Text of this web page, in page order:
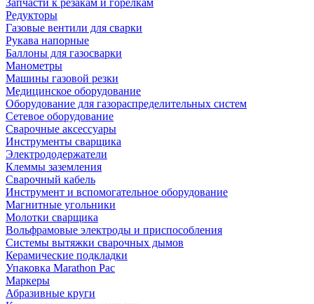
Запчасти к резакам и горелкам
Редукторы
Газовые вентили для сварки
Рукава напорные
Баллоны для газосварки
Манометры
Машины газовой резки
Медицинское оборудование
Оборудование для газораспределительных систем
Сетевое оборудование
Сварочные аксессуары
Инструменты сварщика
Электрододержатели
Клеммы заземления
Сварочный кабель
Инструмент и вспомогательное оборудование
Магнитные угольники
Молотки сварщика
Вольфрамовые электроды и приспособления
Системы вытяжки сварочных дымов
Керамические подкладки
Упаковка Marathon Pac
Маркеры
Абразивные круги